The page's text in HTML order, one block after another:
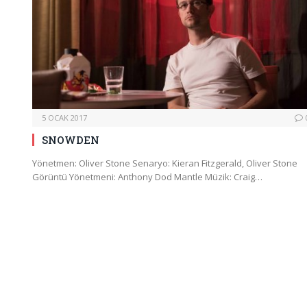
5 OCAK 2017
SNOWDEN
Yönetmen: Oliver Stone Senaryo: Kieran Fitzgerald, Oliver Stone
Görüntü Yönetmeni: Anthony Dod Mantle Müzik: Craig…